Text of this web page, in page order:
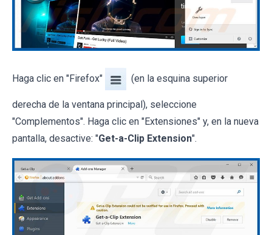
Haga clic en "Firefox" (en la esquina superior
derecha de la ventana principal), seleccione
"Complementos". Haga clic en "Extensiones" y, en la nueva
pantalla, desactive: "Get-a-Clip Extension".